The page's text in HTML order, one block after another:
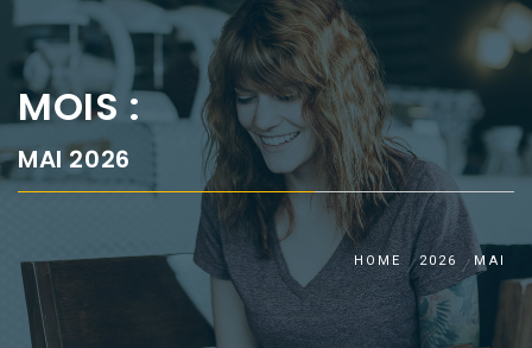
MOIS :
MAI 2026
HOME 2026 MAI